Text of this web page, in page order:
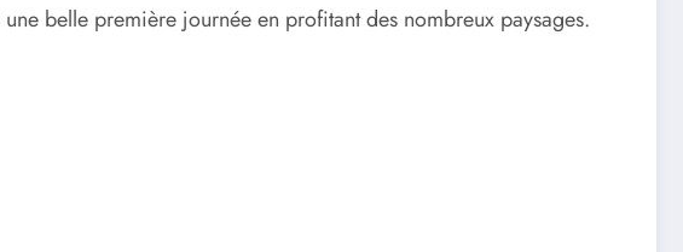
belle première journée en profitant des nombreux paysages.